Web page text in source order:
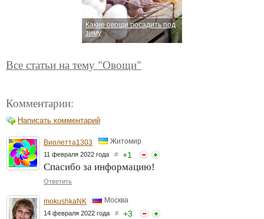
Какие овощи посадить под
зиму
Все статьи на тему "Овощи"
Комментарии:
Написать комментарий
Виолетта1303 Житомир
11 февраля 2022 года # +1
Спасибо за информацию!
Ответить
mokushkaNK Москва
14 февраля 2022 года # +3